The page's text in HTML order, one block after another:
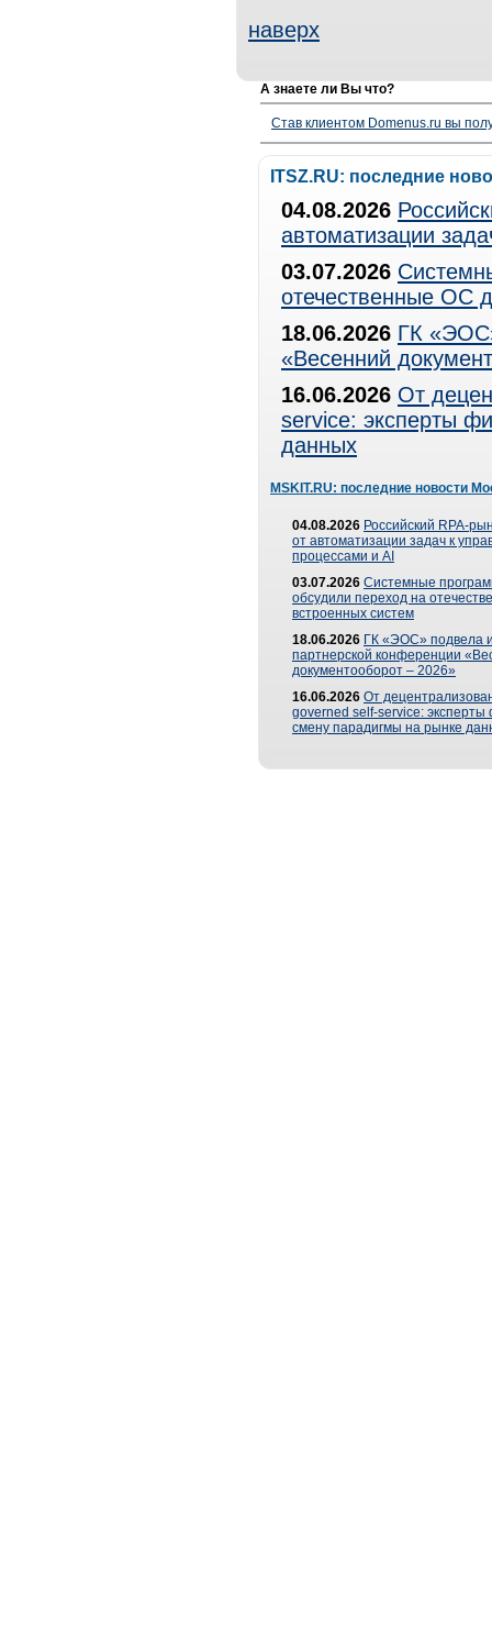
наверх
А знаете ли Вы что?
Став клиентом Domenus.ru вы
ITSZ.RU: последние
04.08.2026
автоматизации
03.07.2026
отечественные ОС
18.06.2026 ГК
«Весенний
16.06.2026 От
service: эксперты
данных
MSKIT.RU: последние новости
04.08.2026 Российский RPA-
от автоматизации задач к
процессами и AI
03.07.2026 Системные
обсудили переход на
встроенных систем
18.06.2026 ГК «ЭОС» подвела
партнерской конференции
документооборот – 2026»
16.06.2026 От
governed self-service: эксперты
смену парадигмы на рынке